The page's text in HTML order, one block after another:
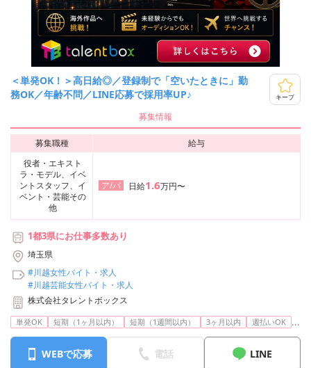
＜単発OK！＞高日給◎／登録制で「空いたときに」勤
務OK／年齢不問／LINE応募で採用率UP♪
キープ
募集情報
募集職種
給与
役者・エキスト
ラ・モデル、イベ
ントスタッフ、イ
ベント・芸能その
他
ア/パ 日給1.6万円〜
1都3県にお仕事多数あり
埼玉県
#川越女性バイト・求人
#川越芸能女性バイト・求人
株式会社タレントボックス
単発OK 短期（1ヶ月以内） 短期（1週間以内） 3ヶ月以内 週払いOK ...
WEBで応募 電話 LINE